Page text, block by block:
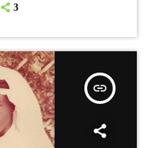
3
insert_link